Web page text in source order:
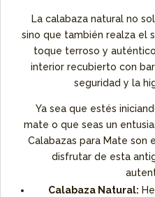
La calabaza natural no
sino que también realza el
toque terroso y
interior recubierto con
seguridad y la
Ya sea que estés
mate o que seas un
Calabazas para Mate
disfrutar de esta
Calabaza Natural: